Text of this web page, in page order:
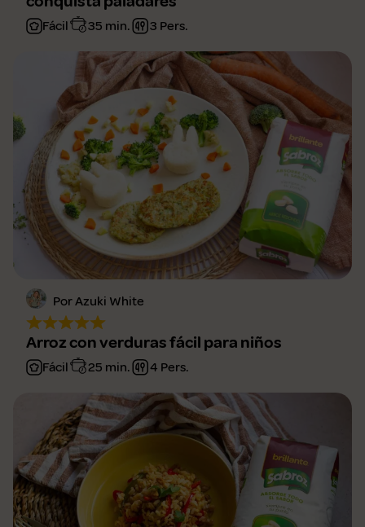
Fácil 35 min. 3 Pers.
Por Azuki White
Arroz con verduras fácil para niños
Fácil 25 min. 4 Pers.